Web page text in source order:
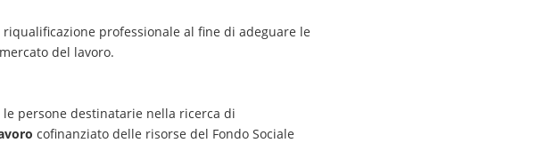
professionale al fine di adeguare le
del lavoro.
persone destinatarie nella ricerca di
cofinanziato delle risorse del Fondo Sociale